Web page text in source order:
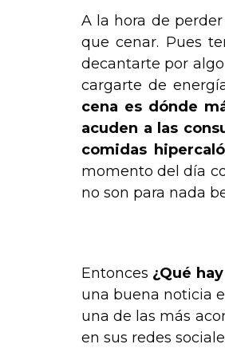
A la hora de
que cenar. Pues
decantarte por
cargarte de
cena es dónde
acuden a las
comidas
momento del día
no son para nada
Entonces ¿Qué
una buena noticia
una de las más
en sus redes